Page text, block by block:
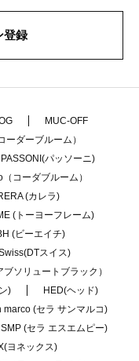
登録
MUC-OFF
ーダーブルーム）
PASSONI(パッソーニ)
コーダブルーム）
(カレラ)
(トーヨーフレーム)
(ビーエイチ)
スイス)
ソリュートブラック）
)
HED(ヘッド)
marco (セラ サンマルコ)
(セラ エスエムピー)
ヨネックス)